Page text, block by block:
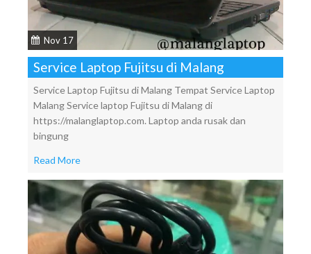
Nov 17
Service Laptop Fujitsu di Malang
Service Laptop Fujitsu di Malang Tempat Service Laptop
Malang Service laptop Fujitsu di Malang di
https://malanglaptop.com. Laptop anda rusak dan
bingung
Read More